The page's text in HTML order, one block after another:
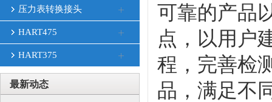
压力表转换接头
HART475
HART375
最新动态
可靠的产品
点，以用户
程，完善检
品，满足不